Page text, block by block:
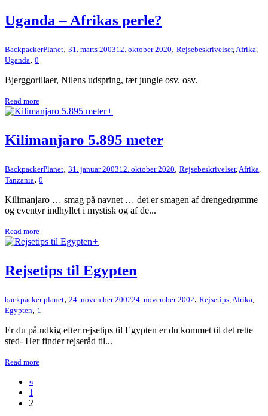
Uganda – Afrikas perle?
BackpackerPlanet, 31. marts 200312. oktober 2020, Rejsebeskrivelser, Afrika
Uganda, 0
Bjerggorillaer, Nilens udspring, tæt jungle osv. osv.
Read more
+
Kilimanjaro 5.895 meter
BackpackerPlanet, 31. januar 200312. oktober 2020, Rejsebeskrivelser, Afrika
Tanzania, 0
Kilimanjaro … smag på navnet … det er smagen af drengedrømme
og eventyr indhyllet i mystisk og af de...
Read more
+
Rejsetips til Egypten
backpacker planet, 24. november 200224. november 2002, Rejsetips Afrika
Egypten, 1
Er du på udkig efter rejsetips til Egypten er du kommet til det rette
sted- Her finder rejseråd til...
Read more
«
1
2